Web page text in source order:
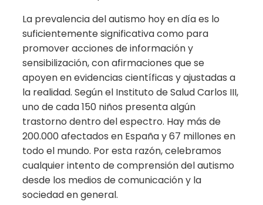
La prevalencia del autismo hoy en día es lo
suficientemente significativa como para
promover acciones de información y
sensibilización, con afirmaciones que se
apoyen en evidencias científicas y ajustadas a
la realidad. Según el Instituto de Salud Carlos III,
uno de cada 150 niños presenta algún
trastorno dentro del espectro. Hay más de
200.000 afectados en España y 67 millones en
todo el mundo. Por esta razón, celebramos
cualquier intento de comprensión del autismo
desde los medios de comunicación y la
sociedad en general.